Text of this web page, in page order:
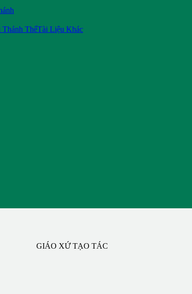
ThểTài Liệu Khác
GIÁO XỨ TẠO TÁC